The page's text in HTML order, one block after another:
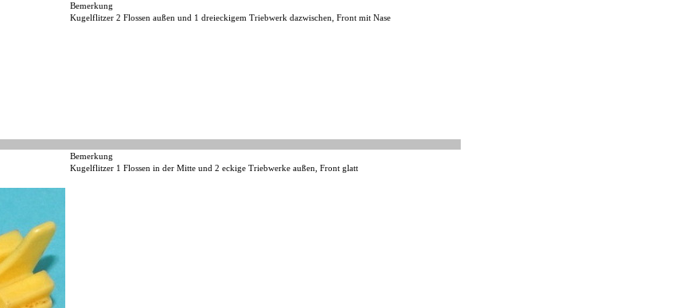
Bemerkung
Kugelflitzer 2 Flossen außen und 1 dreieckigem Triebwerk dazwischen, Front mit Nase
Bemerkung
Kugelflitzer 1 Flossen in der Mitte und 2 eckige Triebwerke außen, Front glatt